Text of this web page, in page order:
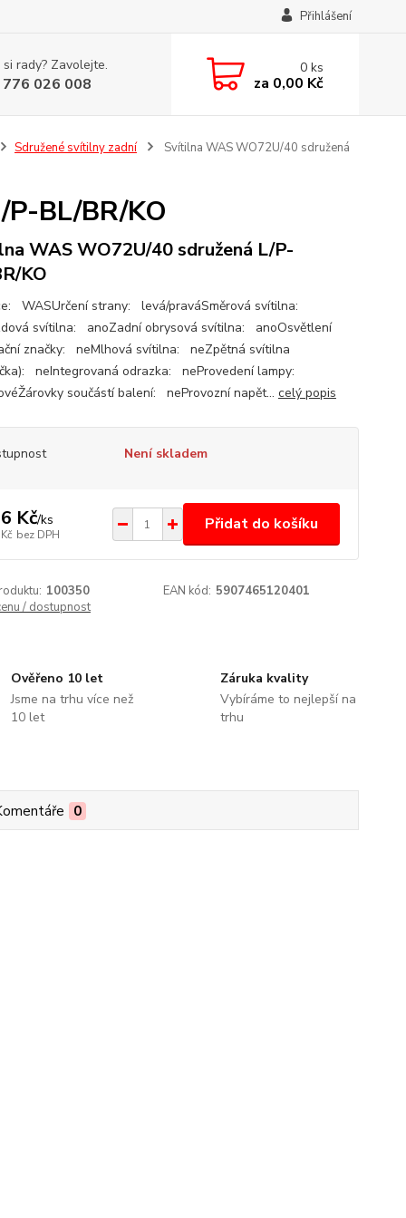
Přihlášení
rady? Zavolejte.
026 008
0ks
za 0,00 Kč
Sdružené svítilny zadní
Svítilna WAS WO72U/40 sdružená
BL/BR/KO
WAS WO72U/40 sdružená L/P-
KO
WASUrčení strany: levá/praváSměrová svítilna:
svítilna: anoZadní obrysová svítilna: anoOsvětlení
značky: neMlhová svítilna: neZpětná svítilna
neIntegrovaná odrazka: neProvedení lampy:
součástí balení: neProvozní napět... celý popis
Není skladem
Kč/ks
bez DPH
Přidat do košíku
100350 EAN kód: 5907465120401
/ dostupnost
Ověřeno 10 let
Jsme na trhu více než
10 let
Záruka kvality
Vybíráme to nejlepší na
trhu
0